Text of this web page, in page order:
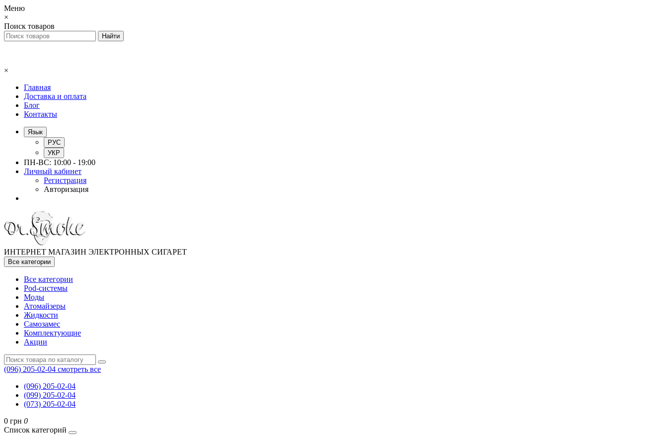
Меню
×
Поиск товаров
×
Главная
Доставка и оплата
Блог
Контакты
Язык
РУС
УКР
ПН-ВС: 10:00 - 19:00
Личный кабинет
Регистрация
Авторизация
ИНТЕРНЕТ МАГАЗИН ЭЛЕКТРОННЫХ СИГАРЕТ
Все категории
Все категории
Pod-системы
Моды
Атомайзеры
Жидкости
Самозамес
Комплектующие
Акции
(096) 205-02-04 смотреть все
(096) 205-02-04
(099) 205-02-04
(073) 205-02-04
0 грн 0
Список категорий